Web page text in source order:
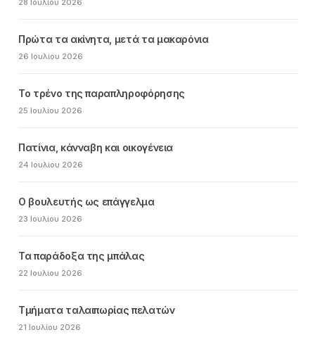
Πρώτα τα ακίνητα, μετά τα μακαρόνια
26 Ιουλίου 2026
Το τρένο της παραπληροφόρησης
25 Ιουλίου 2026
Πατίνια, κάνναβη και οικογένεια
24 Ιουλίου 2026
Ο βουλευτής ως επάγγελμα
23 Ιουλίου 2026
Τα παράδοξα της μπάλας
22 Ιουλίου 2026
Τμήματα ταλαιπωρίας πελατών
21 Ιουλίου 2026